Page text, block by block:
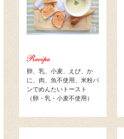
卵、乳、小麦、えび、か
に、肉、魚不使用、米粉パ
ンでめんたいトースト
（卵・乳・小麦不使用）